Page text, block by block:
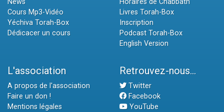
Cours Mp3-Vidéo
Yéchiva Torah-Box
Dédicacer un cours
Livres Torah-Box
Inscription
Podcast Torah-Box
English Version
L'association
A propos de l'association
Faire un don !
Mentions légales
Retrouvez-nous...
Twitter
Facebook
YouTube